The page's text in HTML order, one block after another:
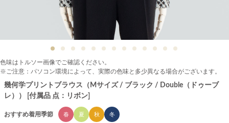
色味はトルソー画像でご確認ください。
※ご注意：パソコン環境によって、実際の色味と多少異なる場合がございます。
幾何学プリントブラウス（Mサイズ / ブラック / Double（ドゥーブ
レ）） [付属品 点：リボン]
おすすめ着用季節 春 夏 秋 冬